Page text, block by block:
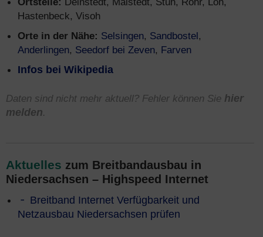
Hastenbeck, Visoh
Orte in der Nähe: Selsingen, Sandbostel,
Anderlingen, Seedorf bei Zeven, Farven
Infos bei Wikipedia
Daten sind nicht mehr aktuell? Fehler können Sie hier
melden.
Aktuelles zum Breitbandausbau in
Niedersachsen – Highspeed Internet
Breitband Internet Verfügbarkeit und
Netzausbau Niedersachsen prüfen